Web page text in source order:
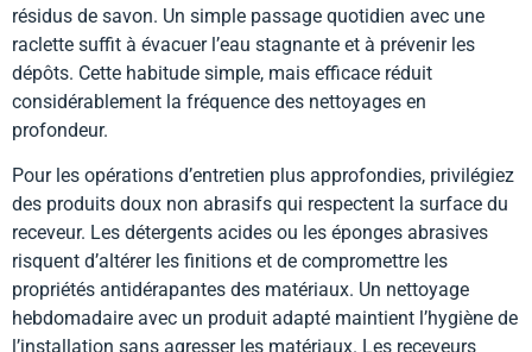
résidus de savon. Un simple passage quotidien avec une
raclette suffit à évacuer l’eau stagnante et à prévenir les
dépôts. Cette habitude simple, mais efficace réduit
considérablement la fréquence des nettoyages en
profondeur.
Pour les opérations d’entretien plus approfondies, privilégiez
des produits doux non abrasifs qui respectent la surface du
receveur. Les détergents acides ou les éponges abrasives
risquent d’altérer les finitions et de compromettre les
propriétés antidérapantes des matériaux. Un nettoyage
hebdomadaire avec un produit adapté maintient l’hygiène de
l’installation sans agresser les matériaux. Les receveurs